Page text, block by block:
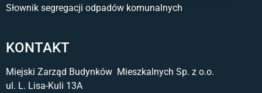
KONTAKT
Miejski Zarząd Budynków Mieszkalnych Sp. z o.o.
ul. L. Lisa-Kuli 13A
Słownik segregacji odpadów komunalnych